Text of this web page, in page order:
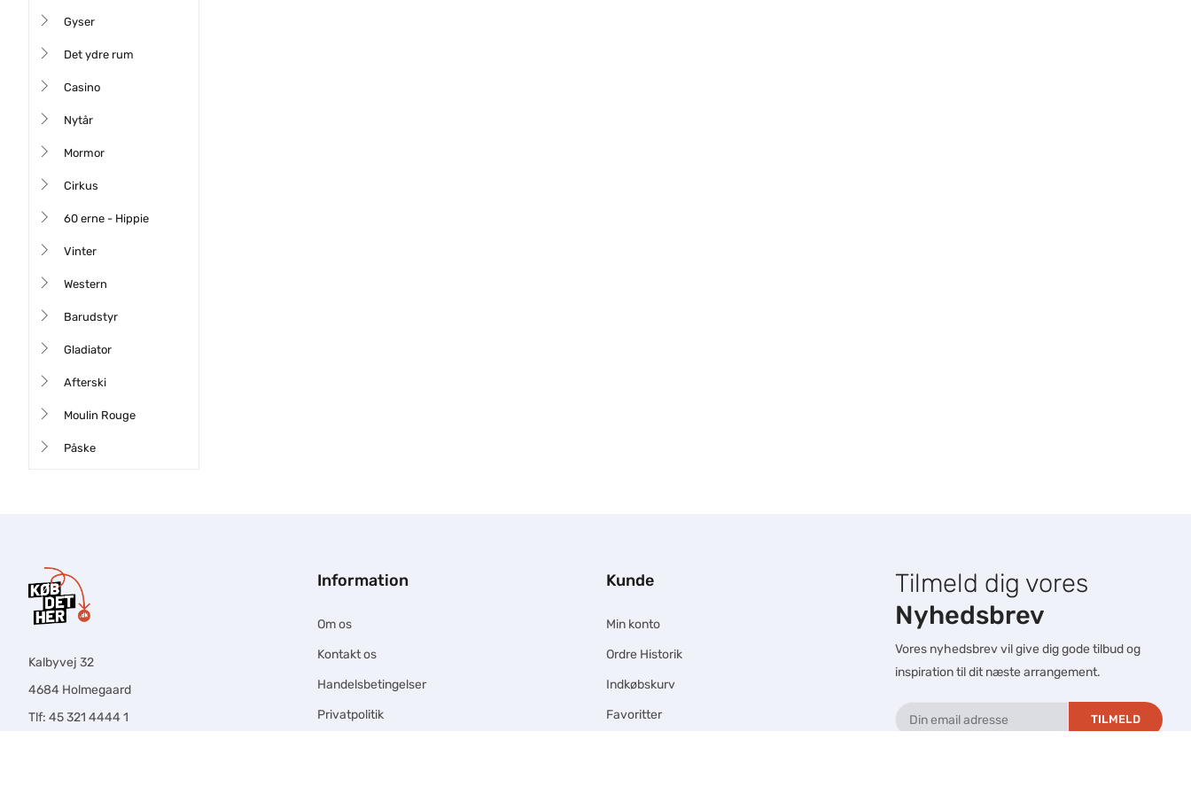
Gyser
Det ydre rum
Casino
Nytår
Mormor
Cirkus
60 erne - Hippie
Vinter
Western
Barudstyr
Gladiator
Afterski
Moulin Rouge
Påske
Kalbyvej 32
4684 Holmegaard
Tlf: 45 321 4444 1
Information
Om os
Kontakt os
Handelsbetingelser
Privatpolitik
Kunde
Min konto
Ordre Historik
Indkøbskurv
Favoritter
Tilmeld dig vores
Nyhedsbrev
Vores nyhedsbrev vil give dig gode tilbud og
inspiration til dit næste arrangement.
TILMELD